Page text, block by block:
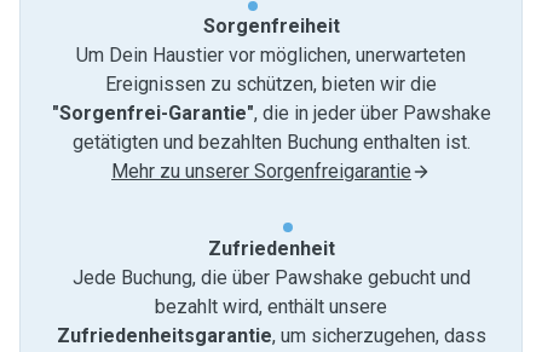
Sorgenfreiheit
Um Dein Haustier vor möglichen, unerwarteten
Ereignissen zu schützen, bieten wir die
"Sorgenfrei-Garantie", die in jeder über Pawshake
getätigten und bezahlten Buchung enthalten ist.
Mehr zu unserer Sorgenfreigarantie
Zufriedenheit
Jede Buchung, die über Pawshake gebucht und
bezahlt wird, enthält unsere
Zufriedenheitsgarantie, um sicherzugehen, dass